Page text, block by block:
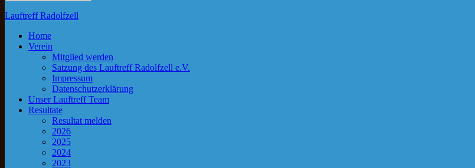
Lauftreff Radolfzell
Home
Verein
Mitglied werden
Satzung des Lauftreff Radolfzell e.V.
Impressum
Datenschutzerklärung
Unser Lauftreff Team
Resultate
Resultat melden
2026
2025
2024
2023